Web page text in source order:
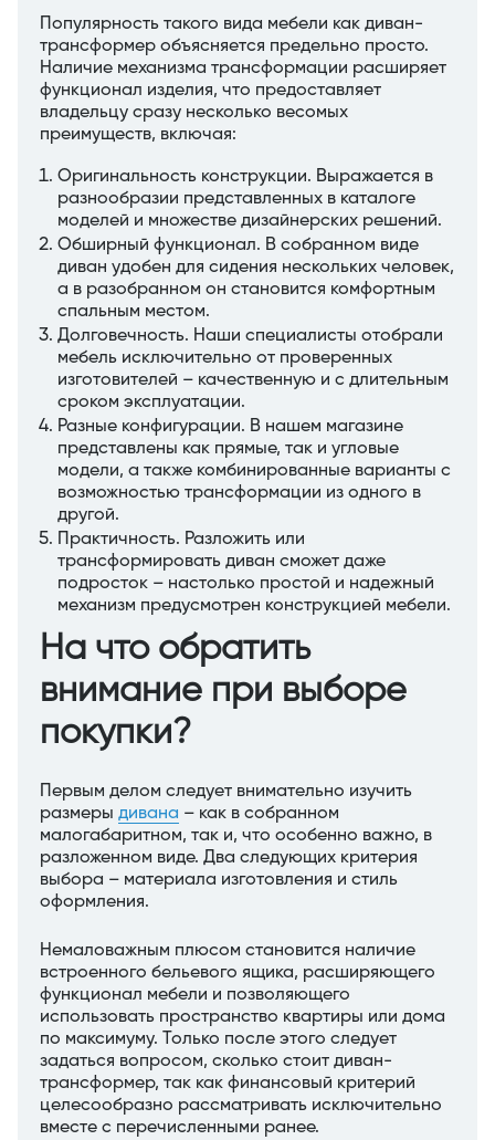
Популярность такого вида мебели как диван-
трансформер объясняется предельно просто.
Наличие механизма трансформации расширяет
функционал изделия, что предоставляет
владельцу сразу несколько весомых
преимуществ, включая:
Оригинальность конструкции. Выражается в
разнообразии представленных в каталоге
моделей и множестве дизайнерских решений.
Обширный функционал. В собранном виде
диван удобен для сидения нескольких человек,
а в разобранном он становится комфортным
спальным местом.
Долговечность. Наши специалисты отобрали
мебель исключительно от проверенных
изготовителей – качественную и с длительным
сроком эксплуатации.
Разные конфигурации. В нашем магазине
представлены как прямые, так и угловые
модели, а также комбинированные варианты с
возможностью трансформации из одного в
другой.
Практичность. Разложить или
трансформировать диван сможет даже
подросток – настолько простой и надежный
механизм предусмотрен конструкцией мебели.
На что обратить
внимание при выборе
покупки?
Первым делом следует внимательно изучить
размеры дивана – как в собранном
малогабаритном, так и, что особенно важно, в
разложенном виде. Два следующих критерия
выбора – материала изготовления и стиль
оформления.
Немаловажным плюсом становится наличие
встроенного бельевого ящика, расширяющего
функционал мебели и позволяющего
использовать пространство квартиры или дома
по максимуму. Только после этого следует
задаться вопросом, сколько стоит диван-
трансформер, так как финансовый критерий
целесообразно рассматривать исключительно
вместе с перечисленными ранее.